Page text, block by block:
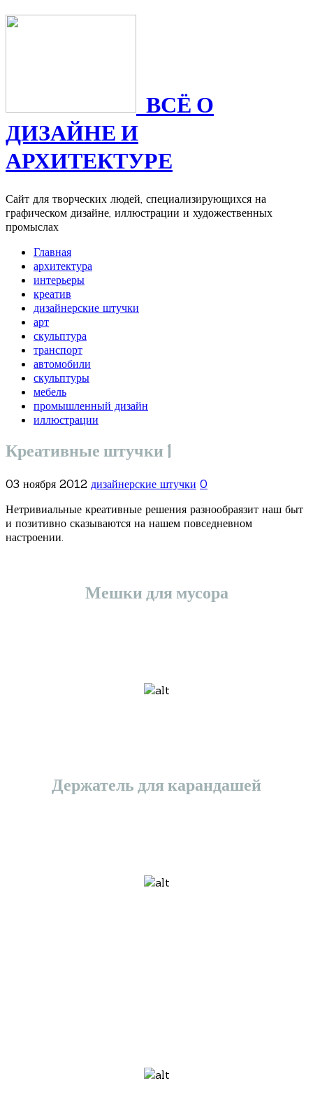
ВСЁ О
ДИЗАЙНЕ И
АРХИТЕКТУРЕ
Сайт для творческих людей, специализирующихся на
графическом дизайне, иллюстрации и художественных
промыслах
Главная
архитектура
интерьеры
креатив
дизайнерские штучки
арт
скульптура
транспорт
автомобили
скульптуры
мебель
промышленный дизайн
иллюстрации
Креативные штучки 1
03 ноября 2012 дизайнерские штучки 0
Нетривиальные креативные решения разнообраязит наш быт
и позитивно сказываются на нашем повседневном
настроении.
Мешки для мусора
Держатель для карандашей